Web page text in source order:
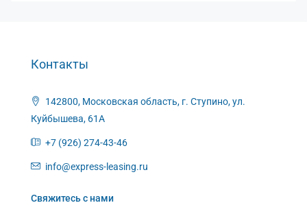
Контакты
142800, Московская область, г. Ступино, ул.
Куйбышева, 61А
+7 (926) 274-43-46
info@express-leasing.ru
Свяжитесь с нами